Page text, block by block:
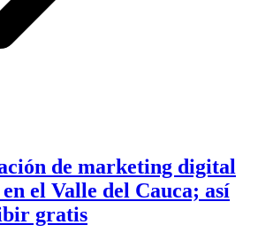
de marketing digital
el Valle del Cauca; así
gratis